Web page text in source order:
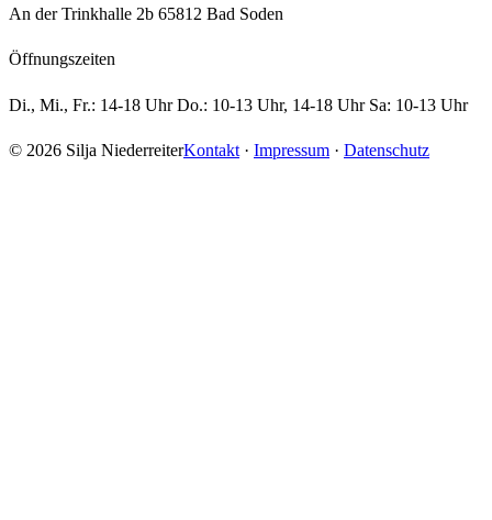
An der Trinkhalle 2b 65812 Bad Soden
Öffnungszeiten
Di., Mi., Fr.: 14-18 Uhr Do.: 10-13 Uhr, 14-18 Uhr Sa: 10-13 Uhr
© 2026 Silja NiederreiterKontakt · Impressum · Datenschutz